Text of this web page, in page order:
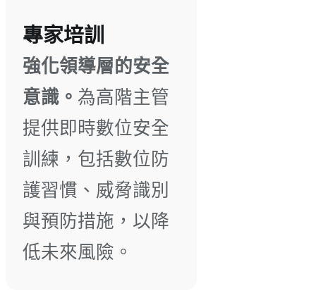
專家培訓
強化領導層的安全
意識。 為高階主管
提供即時數位安全
訓練，包括數位防
護習慣、威脅識別
與預防措施，以降
低未來風險。